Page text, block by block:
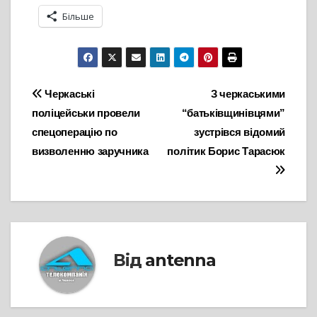
Більше
Навігація
записів
З черкаськими
“батьківщинівцями”
зустрівся відомий
політик Борис Тарасюк
Черкаські
поліцейськи провели
спецоперацію по
визволенню заручника
Від antenna